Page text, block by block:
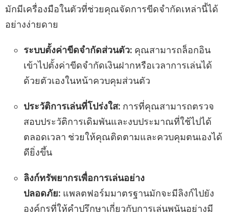
มักมีเครื่องมือในตัวที่ช่วยคุณจัดการขีดจำกัดเหล่านี้ได้
อย่างง่ายดาย
ระบบตั้งค่าขีดจำกัดส่วนตัว: คุณสามารถล็อกอิน
เข้าไปตั้งค่าขีดจำกัดเงินฝากหรือเวลาการเล่นได้
ด้วยตัวเองในหน้าควบคุมส่วนตัว
ประวัติการเล่นที่โปร่งใส: การที่คุณสามารถตรวจ
สอบประวัติการเดิมพันและงบประมาณที่ใช้ไปได้
ตลอดเวลา ช่วยให้คุณติดตามและควบคุมตนเองได้
ดียิ่งขึ้น
ลิงก์ทรัพยากรเพื่อการเล่นอย่าง
ปลอดภัย: แพลตฟอร์มมาตรฐานมักจะมีลิงก์ไปยัง
องค์กรที่ให้คำปรึกษาเกี่ยวกับการเล่นพนันอย่างมี